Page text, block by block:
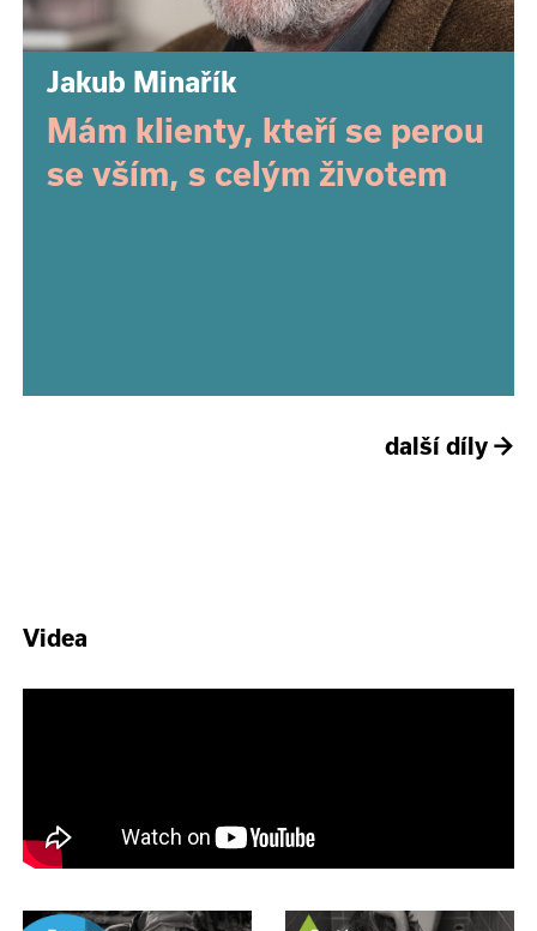
Jakub Minařík
Mám klienty, kteří se perou
se vším, s celým životem
další díly →
Videa